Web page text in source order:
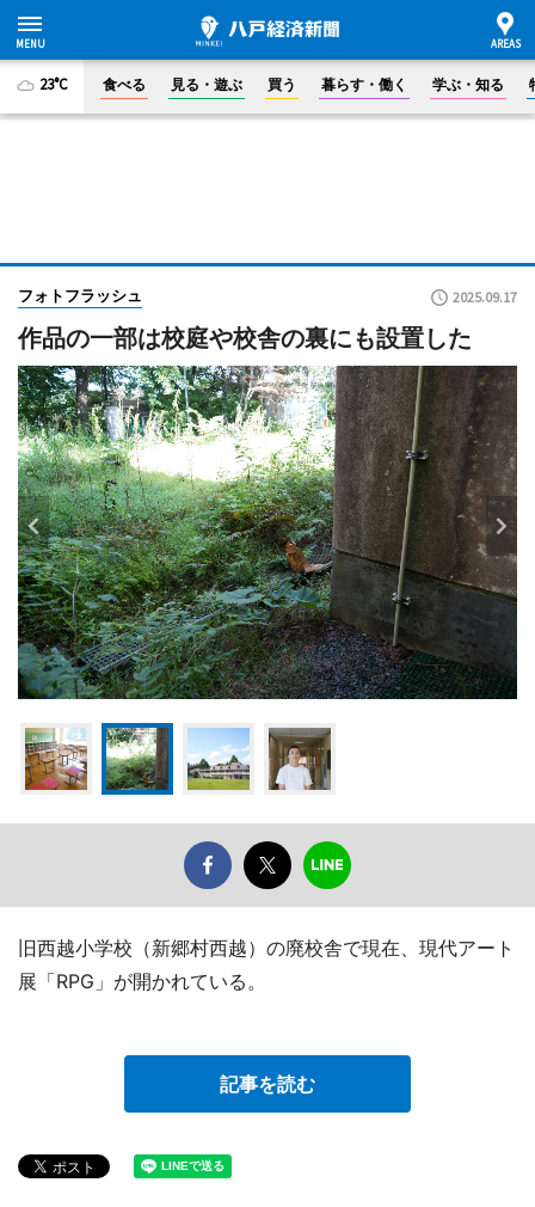
23°C 食べる 見る・遊ぶ 買う 暮らす・働く 学ぶ・知る
フォトフラッシュ 2025.09.17
作品の一部は校庭や校舎の裏にも設置した
旧西越小学校（新郷村西越）の廃校舎で現在、現代アート
展「RPG」が開かれている。
記事を読む